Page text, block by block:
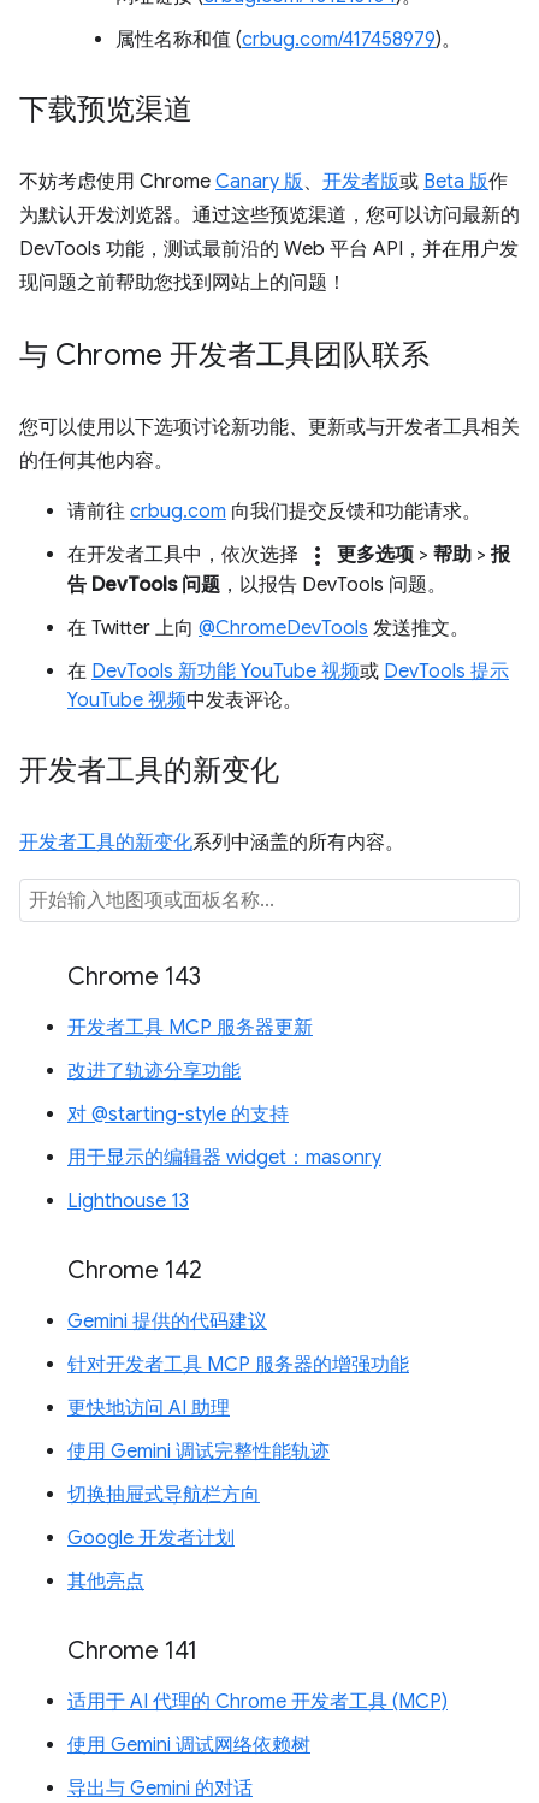
属性名称和值 (crbug.com/417458979)。
下载预览渠道
不妨考虑使用 Chrome Canary 版、 开发者版或 Beta 版作
为默认开发浏览器。通过这些预览渠道，您可以访问最新的
DevTools 功能，测试最前沿的 Web 平台 API，并在用户发
现问题之前帮助您找到网站上的问题！
与 Chrome 开发者工具团队联系
您可以使用以下选项讨论新功能、更新或与开发者工具相关
的任何其他内容。
请前往 crbug.com 向我们提交反馈和功能请求。
在开发者工具中，依次选择
more_vert 更多选项 > 帮助 > 报
告 DevTools 问题 ，以报告 DevTools 问题。
在 Twitter 上向 @ChromeDevTools 发送推文。
在 DevTools 新功能 YouTube 视频或 DevTools 提示
YouTube 视频中发表评论。
开发者工具的新变化
开发者工具的新变化系列中涵盖的所有内容。
Chrome 143
开发者工具 MCP 服务器更新
改进了轨迹分享功能
对 @starting-style 的支持
用于显示的编辑器 widget：masonry
Lighthouse 13
Chrome 142
Gemini 提供的代码建议
针对开发者工具 MCP 服务器的增强功能
更快地访问 AI 助理
使用 Gemini 调试完整性能轨迹
切换抽屉式导航栏方向
Google 开发者计划
其他亮点
Chrome 141
适用于 AI 代理的 Chrome 开发者工具 (MCP)
使用 Gemini 调试网络依赖树
导出与 Gemini 的对话